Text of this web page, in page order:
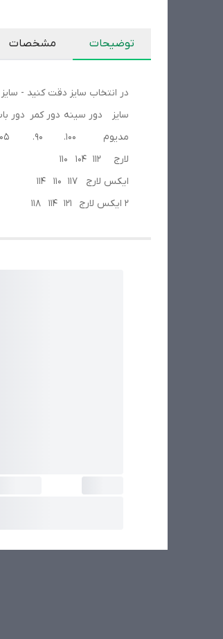
توضیحات مشخصات
در انتخاب سایز دقت کنید - سایز انتخابی ۸ سانت
سایز دور سینه دور کمر دور
مدیوم ۱۰۰. ۹۰. ۱۰۵
لارج 112 104 110
ایکس لارج 117 110 114
2 ایکس لارج 121 114 118